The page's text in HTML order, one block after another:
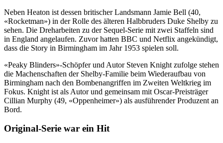
Neben Heaton ist dessen britischer Landsmann Jamie Bell (40,
«Rocketman») in der Rolle des älteren Halbbruders Duke Shelby zu
sehen. Die Dreharbeiten zu der Sequel-Serie mit zwei Staffeln sind
in England angelaufen. Zuvor hatten BBC und Netflix angekündigt,
dass die Story in Birmingham im Jahr 1953 spielen soll.
«Peaky Blinders»-Schöpfer und Autor Steven Knight zufolge stehen
die Machenschaften der Shelby-Familie beim Wiederaufbau von
Birmingham nach den Bombenangriffen im Zweiten Weltkrieg im
Fokus. Knight ist als Autor und gemeinsam mit Oscar-Preisträger
Cillian Murphy (49, «Oppenheimer») als ausführender Produzent an
Bord.
Original-Serie war ein Hit